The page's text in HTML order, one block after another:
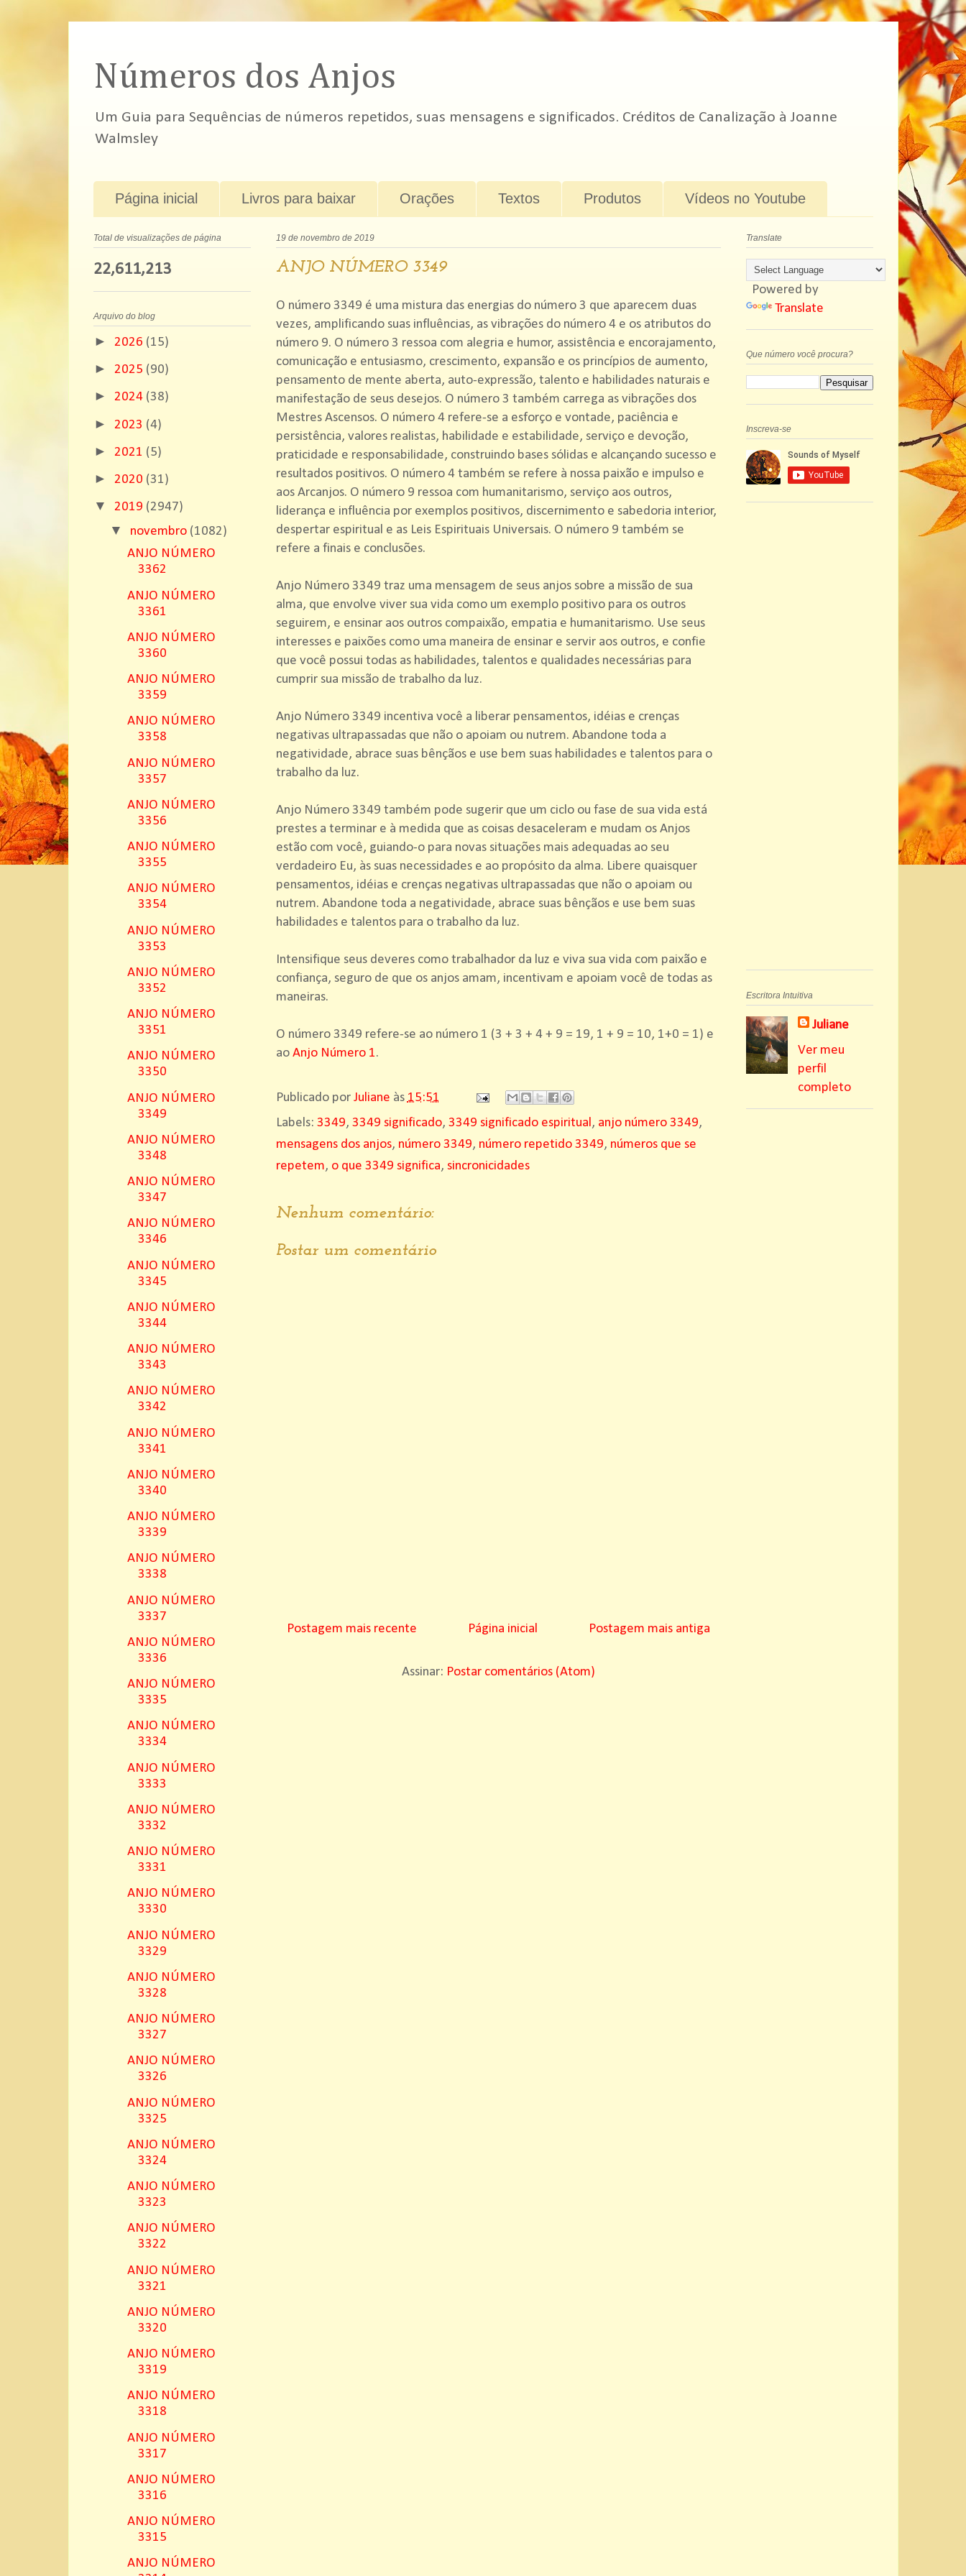
Números dos Anjos
Um Guia para Sequências de números repetidos, suas mensagens e significados. Créditos de Canalização à Joanne
Walmsley
Página inicial Livros para baixar Orações Textos Produtos Vídeos no Youtube
19 de novembro de 2019
ANJO NÚMERO 3349
O número 3349 é uma mistura das energias do número 3 que aparecem duas
vezes, amplificando suas influências, as vibrações do número 4 e os atributos do
número 9. O número 3 ressoa com alegria e humor, assistência e encorajamento,
comunicação e entusiasmo, crescimento, expansão e os princípios de aumento,
pensamento de mente aberta, auto-expressão, talento e habilidades naturais e
manifestação de seus desejos. O número 3 também carrega as vibrações dos
Mestres Ascensos. O número 4 refere-se a esforço e vontade, paciência e
persistência, valores realistas, habilidade e estabilidade, serviço e devoção,
praticidade e responsabilidade, construindo bases sólidas e alcançando sucesso e
resultados positivos. O número 4 também se refere à nossa paixão e impulso e
aos Arcanjos. O número 9 ressoa com humanitarismo, serviço aos outros,
liderança e influência por exemplos positivos, discernimento e sabedoria interior,
despertar espiritual e as Leis Espirituais Universais. O número 9 também se
refere a finais e conclusões.
Anjo Número 3349 traz uma mensagem de seus anjos sobre a missão de sua
alma, que envolve viver sua vida como um exemplo positivo para os outros
seguirem, e ensinar aos outros compaixão, empatia e humanitarismo. Use seus
interesses e paixões como uma maneira de ensinar e servir aos outros, e confie
que você possui todas as habilidades, talentos e qualidades necessárias para
cumprir sua missão de trabalho da luz.
Anjo Número 3349 incentiva você a liberar pensamentos, idéias e crenças
negativas ultrapassadas que não o apoiam ou nutrem. Abandone toda a
negatividade, abrace suas bênçãos e use bem suas habilidades e talentos para o
trabalho da luz.
Anjo Número 3349 também pode sugerir que um ciclo ou fase de sua vida está
prestes a terminar e à medida que as coisas desaceleram e mudam os Anjos
estão com você, guiando-o para novas situações mais adequadas ao seu
verdadeiro Eu, às suas necessidades e ao propósito da alma. Libere quaisquer
pensamentos, idéias e crenças negativas ultrapassadas que não o apoiam ou
nutrem. Abandone toda a negatividade, abrace suas bênçãos e use bem suas
habilidades e talentos para o trabalho da luz.
Intensifique seus deveres como trabalhador da luz e viva sua vida com paixão e
confiança, seguro de que os anjos amam, incentivam e apoiam você de todas as
maneiras.
O número 3349 refere-se ao número 1 (3 + 3 + 4 + 9 = 19, 1 + 9 = 10, 1+0 = 1) e
ao Anjo Número 1.
Publicado por Juliane às 15:51
Labels: 3349, 3349 significado, 3349 significado espiritual , anjo número 3349,
mensagens dos anjos, número 3349, número repetido 3349, números que se
repetem, o que 3349 significa, sincronicidades
Nenhum comentário:
Postar um comentário
Postagem mais recente Postagem mais antiga
Página inicial
Assinar: Postar comentários (Atom)
Total de visualizações de página
22,611,213
Arquivo do blog
► 2026 (15)
► 2025 (90)
► 2024 (38)
► 2023 (4)
► 2021 (5)
► 2020 (31)
▼ 2019 (2947)
▼ novembro (1082)
ANJO NÚMERO
3362
ANJO NÚMERO
3361
ANJO NÚMERO
3360
ANJO NÚMERO
3359
ANJO NÚMERO
3358
ANJO NÚMERO
3357
ANJO NÚMERO
3356
ANJO NÚMERO
3355
ANJO NÚMERO
3354
ANJO NÚMERO
3353
ANJO NÚMERO
3352
ANJO NÚMERO
3351
ANJO NÚMERO
3350
ANJO NÚMERO
3349
ANJO NÚMERO
3348
ANJO NÚMERO
3347
ANJO NÚMERO
3346
ANJO NÚMERO
3345
ANJO NÚMERO
3344
ANJO NÚMERO
3343
ANJO NÚMERO
3342
ANJO NÚMERO
3341
ANJO NÚMERO
3340
ANJO NÚMERO
3339
ANJO NÚMERO
3338
ANJO NÚMERO
3337
ANJO NÚMERO
3336
ANJO NÚMERO
3335
ANJO NÚMERO
3334
ANJO NÚMERO
3333
ANJO NÚMERO
3332
ANJO NÚMERO
3331
ANJO NÚMERO
3330
ANJO NÚMERO
3329
ANJO NÚMERO
3328
ANJO NÚMERO
3327
ANJO NÚMERO
3326
ANJO NÚMERO
3325
ANJO NÚMERO
3324
ANJO NÚMERO
3323
ANJO NÚMERO
3322
ANJO NÚMERO
3321
ANJO NÚMERO
3320
ANJO NÚMERO
3319
ANJO NÚMERO
3318
ANJO NÚMERO
3317
ANJO NÚMERO
3316
ANJO NÚMERO
3315
ANJO NÚMERO
Translate
Powered by
Translate
Que número você procura?
Inscreva-se
Escritora Intuitiva
Juliane
Ver meu
perfil
completo